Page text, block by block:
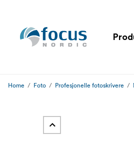
Home Foto Profesjonelle fotoskrivere